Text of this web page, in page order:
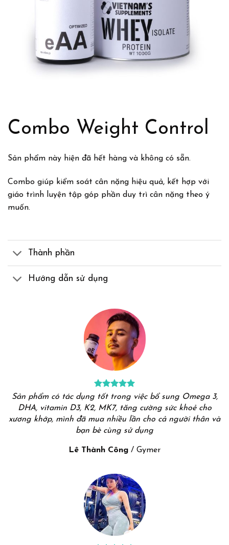
Combo Weight Control
Sản phẩm này hiện đã hết hàng và không có sẵn.
Combo giúp kiểm soát cân nặng hiệu quả, kết hợp với
giáo trình luyện tập góp phần duy trì cân nặng theo ý
muốn.
Thành phần
Hướng dẫn sử dụng
Sản phẩm có tác dụng tốt trong việc bổ sung Omega 3,
DHA, vitamin D3, K2, MK7, tăng cường sức khoẻ cho
xương khớp, mình đã mua nhiều lần cho cả người thân và
bạn bè cùng sử dụng
Lê Thành Công / Gymer